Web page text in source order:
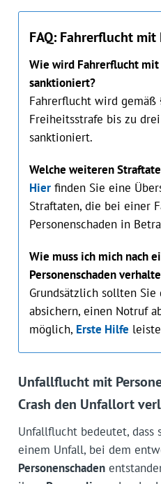
FAQ: Fahrerflucht mit
Wie wird Fahrerflucht mit
sanktioniert?
Fahrerflucht wird gemäß
Freiheitsstrafe bis zu
sanktioniert.
Welche weiteren
Hierfinden Sie eine
Straftaten, die bei einer
Personenschaden in
Wie muss ich mich nach
Personenschaden
Grundsätzlich sollten
absichern, einen Notruf
möglich, Erste Hilfe
Unfallflucht mit
Crash den Unfallort
Unfallflucht bedeutet, dass
einem Unfall, bei dem
Personenschaden